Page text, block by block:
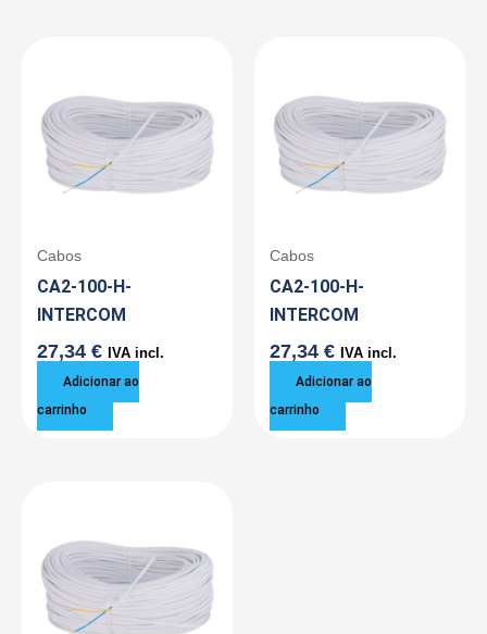
Cabos
CA2-100-H-
INTERCOM
27,34 € IVA incl.
Adicionar ao
carrinho
Cabos
CA2-100-H-
INTERCOM
27,34 € IVA incl.
Adicionar ao
carrinho